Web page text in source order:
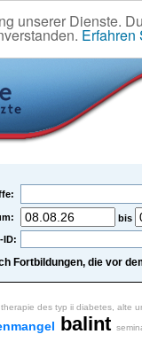
unserer Dienste.
Erfahren
bis
ID:
Fortbildungen, die vor
des typ ii diabetes, alte
balint